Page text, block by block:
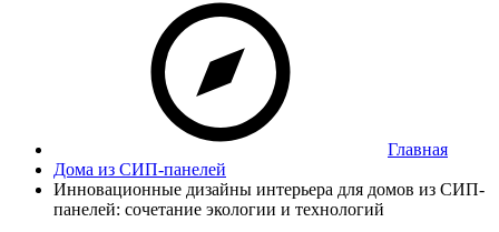
Главная
Дома из СИП-панелей
Инновационные дизайны интерьера для домов из СИП-
панелей: сочетание экологии и технологий